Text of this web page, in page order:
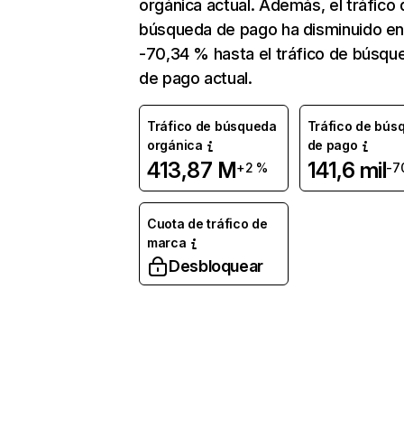
orgánica actual. Además, el tráfico
búsqueda de pago ha disminuido en
-70,34 % hasta el tráfico de
de pago actual.
Tráfico de búsqueda
orgánica
413,87 M+2 %
Tráfico de
de pago
141,6 mil-
Cuota de tráfico de
marca
Desbloquear